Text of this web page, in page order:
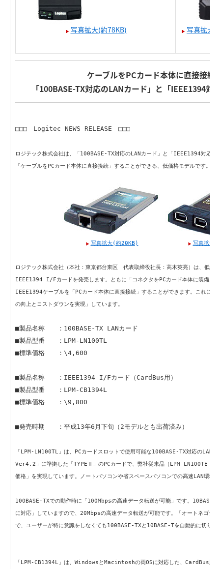
写真拡大(約78KB) 写真拡大(
ケーブルをPCカード本体に直接接続
「100BASE-TX対応のLANカード」と「IEEE1394対
□□□ Logitec NEWS RELEASE □□□
ロジテック株式会社は、「100BASE-TX対応のLANカード」と「IEEE1394対応I/
「ケーブルをPCカード本体に直接接続」することができる、低価格モデルです。
写真拡大(約20KB) 写真拡大(
ロジテック株式会社（本社：東京都台東区 代表取締役社長：高木英亮）は、低価
IEEE1394 I/Fカードを発売します。ともに「コネクタをPCカード本体に装備」
IEEE1394ケーブルを「PCカード本体に直接接続」することができます。これによ
の向上とコストダウンを実現」しています。
■製品名称 ：100BASE-TX LANカード
■製品型番 ：LPM-LN100TL
■標準価格 ：\4,600
■製品名称 ：IEEE1394 I/Fカード（CardBus用）
■製品型番 ：LPM-CB1394L
■標準価格 ：\9,800
■発売時期 ：平成13年6月下旬（2モデルとも出荷済み）
「LPM-LN100TL」は、PCカードスロットで使用可能な100BASE-TX対応のLAN
Ver4.2」に準拠した「TYPEⅡ」のPCカードで、弊社従来品（LPM-LN100TE
価格」を実現しています。ノートパソコンや省スペースパソコンでの高速LAN環境
100BASE-TXでの動作時に「100Mbpsの高速データ転送が可能」です。
に対応」していますので、20Mbpsの高速データ転送が可能です。「オートネゴシ
で、ユーザーが特に意識をしなくても100BASE-TXと10BASE-Tを自動的に切り換
「LPM-CB1394L」は、WindowsとMacintoshの両OSに対応した、CardBus